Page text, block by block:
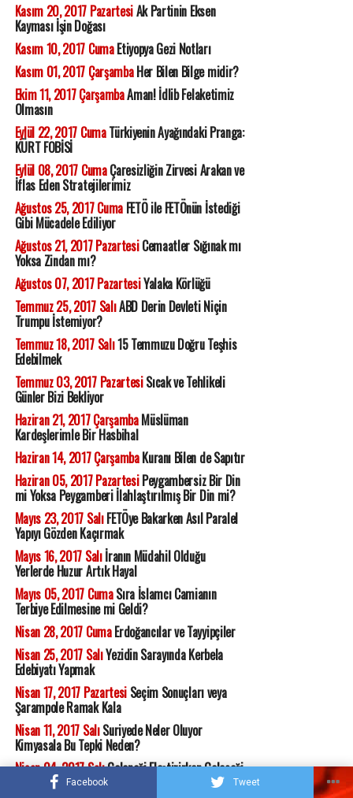
Facebook Tweet
Kasım 20, 2017 PazartesiAk Partinin Eksen
Kayması İşin Doğası
Kasım 10, 2017 CumaEtiyopya Gezi Notları
Kasım 01, 2017 ÇarşambaHer Bilen Bilge midir?
Ekim 11, 2017 ÇarşambaAman! İdlib Felaketimiz
Olmasın
Eylül 22, 2017 CumaTürkiyenin Ayağındaki Pranga:
KÜRT FOBİSİ
Eylül 08, 2017 CumaÇaresizliğin Zirvesi Arakan ve
İflas Eden Stratejilerimiz
Ağustos 25, 2017 CumaFETÖ ile FETÖnün İstediği
Gibi Mücadele Ediliyor
Ağustos 21, 2017 PazartesiCemaatler Sığınak mı
Yoksa Zindan mı?
Ağustos 07, 2017 PazartesiYalaka Körlüğü
Temmuz 25, 2017 SalıABD Derin Devleti Niçin
Trumpu İstemiyor?
Temmuz 18, 2017 Salı15 Temmuzu Doğru Teşhis
Edebilmek
Temmuz 03, 2017 PazartesiSıcak ve Tehlikeli
Günler Bizi Bekliyor
Haziran 21, 2017 ÇarşambaMüslüman
Kardeşlerimle Bir Hasbihal
Haziran 14, 2017 ÇarşambaKuranı Bilen de Sapıtır
Haziran 05, 2017 PazartesiPeygambersiz Bir Din
mi Yoksa Peygamberi İlahlaştırılmış Bir Din mi?
Mayıs 23, 2017 SalıFETÖye Bakarken Asıl Paralel
Yapıyı Gözden Kaçırmak
Mayıs 16, 2017 Salıİranın Müdahil Olduğu
Yerlerde Huzur Artık Hayal
Mayıs 05, 2017 CumaSıra İslamcı Camianın
Terbiye Edilmesine mi Geldi?
Nisan 28, 2017 CumaErdoğancılar ve Tayyipçiler
Nisan 25, 2017 SalıYezidin Sarayında Kerbela
Edebiyatı Yapmak
Nisan 17, 2017 PazartesiSeçim Sonuçları veya
Şarampole Ramak Kala
Nisan 11, 2017 SalıSuriyede Neler Oluyor
Kimyasala Bu Tepki Neden?
Nisan 04, 2017 SalıGeleneği Eleştirirken Geleceği
Tahrip Etmek